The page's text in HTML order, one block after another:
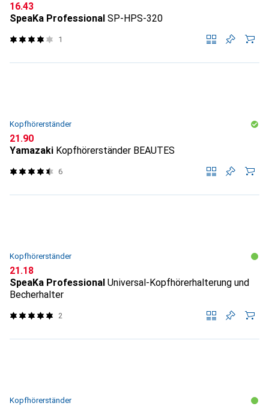
CHF
16.43
SpeaKa Professional SP-HPS-320
1
Kopfhörerständer
CHF
21.90
Yamazaki Kopfhörerständer BEAUTES
6
Kopfhörerständer
CHF
21.18
SpeaKa Professional Universal-Kopfhörerhalterung und
Becherhalter
2
Kopfhörerständer